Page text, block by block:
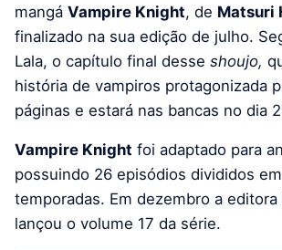
mangá Vampire Knight, de Matsuri
finalizado na sua edição de julho.
Lala, o capítulo final desse shoujo,
história de vampiros protagonizada
páginas e estará nas bancas no dia
Vampire Knight foi adaptado para
possuindo 26 episódios divididos
temporadas. Em dezembro a editora
lançou o volume 17 da série.